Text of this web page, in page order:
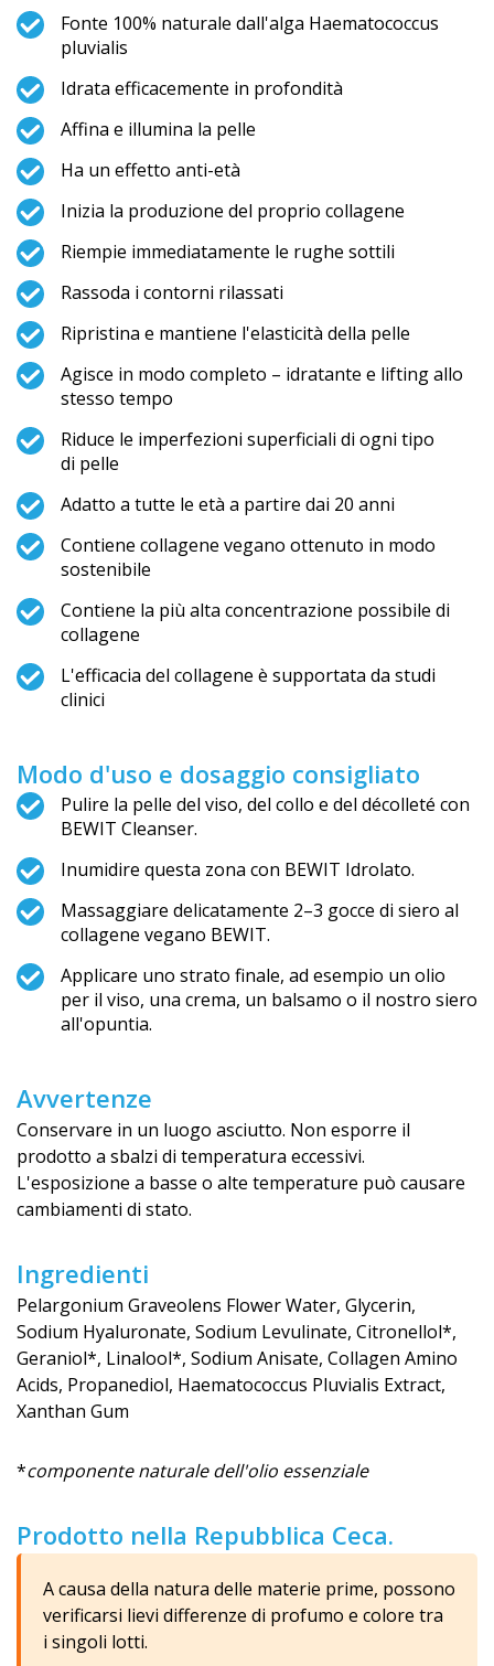
Fonte 100% naturale dall'alga Haematococcus
pluvialis
Idrata efficacemente in profondità
Affina e illumina la pelle
Ha un effetto anti-età
Inizia la produzione del proprio collagene
Riempie immediatamente le rughe sottili
Rassoda i contorni rilassati
Ripristina e mantiene l'elasticità della pelle
Agisce in modo completo – idratante e lifting allo
stesso tempo
Riduce le imperfezioni superficiali di ogni tipo
di pelle
Adatto a tutte le età a partire dai 20 anni
Contiene collagene vegano ottenuto in modo
sostenibile
Contiene la più alta concentrazione possibile di
collagene
L'efficacia del collagene è supportata da studi
clinici
Modo d'uso e dosaggio consigliato
Pulire la pelle del viso, del collo e del décolleté con
BEWIT Cleanser.
Inumidire questa zona con BEWIT Idrolato.
Massaggiare delicatamente 2–3 gocce di siero al
collagene vegano BEWIT.
Applicare uno strato finale, ad esempio un olio
per il viso, una crema, un balsamo o il nostro siero
all'opuntia.
Avvertenze
Conservare in un luogo asciutto. Non esporre il
prodotto a sbalzi di temperatura eccessivi.
L'esposizione a basse o alte temperature può causare
cambiamenti di stato.
Ingredienti
Pelargonium Graveolens Flower Water, Glycerin,
Sodium Hyaluronate, Sodium Levulinate, Citronellol*,
Geraniol*, Linalool*, Sodium Anisate, Collagen Amino
Acids, Propanediol, Haematococcus Pluvialis Extract,
Xanthan Gum
*componente naturale dell'olio essenziale
Prodotto nella Repubblica Ceca.
A causa della natura delle materie prime, possono
verificarsi lievi differenze di profumo e colore tra
i singoli lotti.